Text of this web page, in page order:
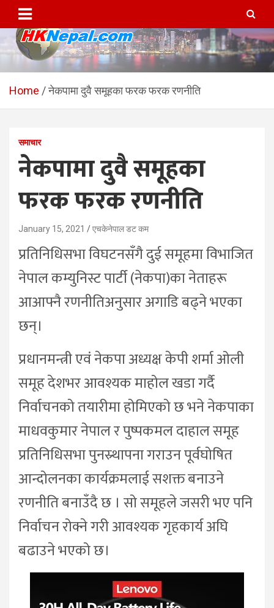
content
HKNepal.com – हङकङबाट
सञ्चालित पहिलो नेपाली अनलाईन
hknepal, hknepal.com, hk nepal, hk nepal com
Home नेकपामा दुवै समूहका फरक फरक रणनीति
समाचार
नेकपामा दुवै समूहका
फरक फरक रणनीति
January 15, 2021 एचकेनेपाल डट कम
प्रतिनिधिसभा विघटनसँगै दुई समूहमा विभाजित
नेपाल कम्युनिस्ट पार्टी (नेकपा)का नेताहरू
आआफ्नै रणनीतिअनुसार अगाडि बढ्ने भएका
छन्।
प्रधानमन्त्री एवं नेकपा अध्यक्ष केपी शर्मा ओली
समूह देशभर आवश्यक माहोल खडा गर्दै
निर्वाचनको तयारीमा होमिएको छ भने नेकपाका
माधवकुमार नेपाल र पुष्पकमल दाहाल समूह
प्रतिनिधिसभा पुनस्र्थापना गराउन पूर्वघोषित
आन्दोलनका कार्यक्रमलाई सशक्त बनाउने
रणनीति बनाउँदै छ । सो समूहले जसरी भए पनि
निर्वाचन रोक्ने गरी आवश्यक गृहकार्य अघि
बढाउने भएको छ।